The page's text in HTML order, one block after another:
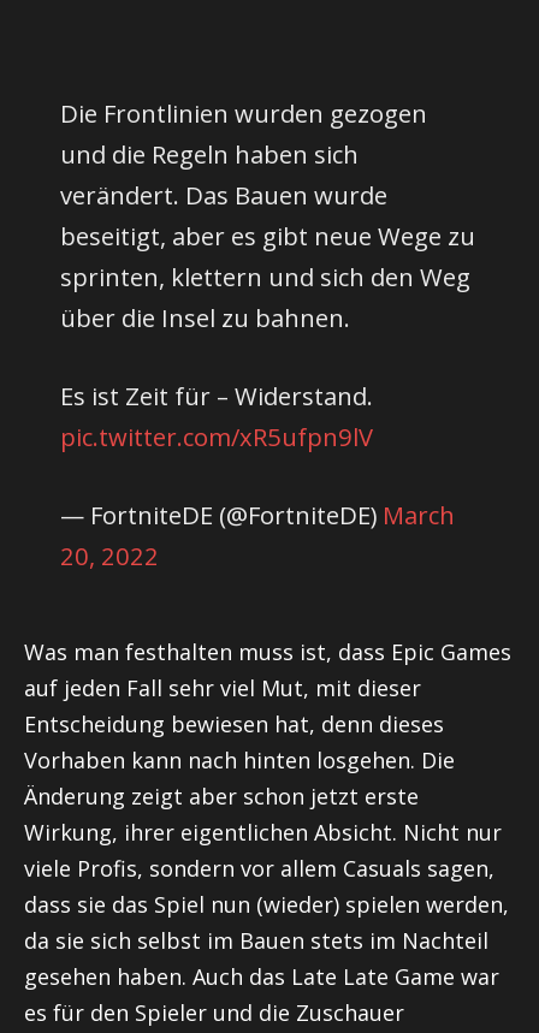
Die Frontlinien wurden gezogen
und die Regeln haben sich
verändert. Das Bauen wurde
beseitigt, aber es gibt neue Wege zu
sprinten, klettern und sich den Weg
über die Insel zu bahnen.
Es ist Zeit für – Widerstand.
pic.twitter.com/xR5ufpn9lV
— FortniteDE (@FortniteDE) March
20, 2022
Was man festhalten muss ist, dass Epic Games
auf jeden Fall sehr viel Mut, mit dieser
Entscheidung bewiesen hat, denn dieses
Vorhaben kann nach hinten losgehen. Die
Änderung zeigt aber schon jetzt erste
Wirkung, ihrer eigentlichen Absicht. Nicht nur
viele Profis, sondern vor allem Casuals sagen,
dass sie das Spiel nun (wieder) spielen werden,
da sie sich selbst im Bauen stets im Nachteil
gesehen haben. Auch das Late Late Game war
es für den Spieler und die Zuschauer